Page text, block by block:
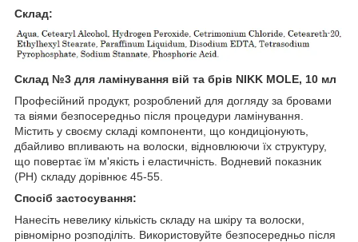
Склад:
Склад №3 для ламінування вій та брів NIKK MOLE, 10 мл
Професійний продукт, розроблений для догляду за бровами
та віями безпосередньо після процедури ламінування.
Містить у своєму складі компоненти, що кондиціонують,
дбайливо впливають на волоски, відновлюючи їх структуру,
що повертає їм м'якість і еластичність. Водневий показник
(РH) складу дорівнює 45-55.
Спосіб застосування:
Нанесіть невелику кількість складу на шкіру та волоски,
рівномірно розподіліть. Використовуйте безпосередньо після